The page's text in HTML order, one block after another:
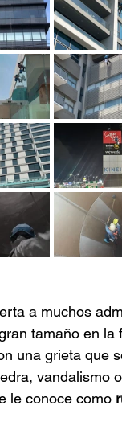
a muchos
tamaño en
una grieta que
vandalismo
le conoce como